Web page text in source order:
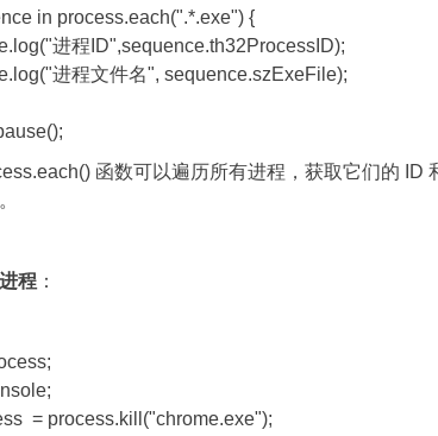
in process.each(".*.exe") {
进程ID",sequence.th32ProcessID);
进程文件名", sequence.szExeFile);
函数可以遍历所有进程，获取它们的 ID
程 ：
= process.kill("chrome.exe");